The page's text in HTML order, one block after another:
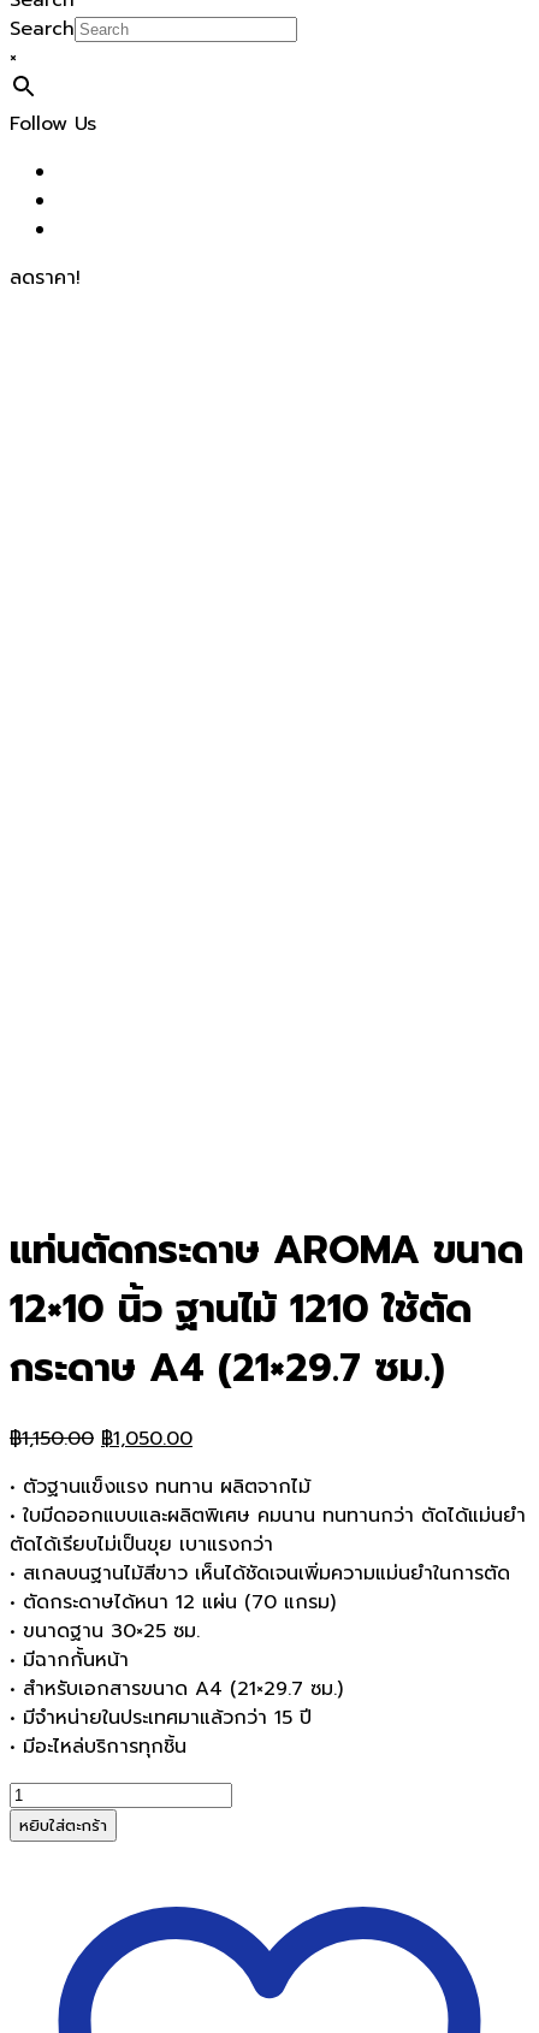
Search
×
Follow Us
ลดราคา!
แท่นตัดกระดาษ AROMA ขนาด
12×10 นิ้ว ฐานไม้ 1210 ใช้ตัด
กระดาษ A4 (21×29.7 ซม.)
฿1,150.00 Original
was:
฿1,150.00.
฿1,050.00Current
is:
฿1,050.00.
• ตัวฐานแข็งแรง ทนทาน ผลิตจากไม้
• ใบมีดออกแบบและผลิตพิเศษ คมนาน ทนทานกว่า ตัดได้แม่นยำ
ตัดได้เรียบไม่เป็นขุย เบาแรงกว่า
• สเกลบนฐานไม้สีขาว เห็นได้ชัดเจนเพิ่มความแม่นยำในการตัด
• ตัดกระดาษได้หนา 12 แผ่น (70 แกรม)
• ขนาดฐาน 30×25 ซม.
• มีฉากกั้นหน้า
• สำหรับเอกสารขนาด A4 (21×29.7 ซม.)
• มีจำหน่ายในประเทศมาแล้วกว่า 15 ปี
• มีอะไหล่บริการทุกชิ้น
จำนวน
แท่น
ตัด
หยิบใส่ตะกร้า